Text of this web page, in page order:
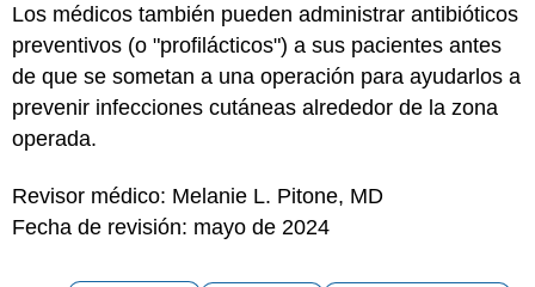
Los médicos también pueden administrar antibióticos
preventivos (o "profilácticos") a sus pacientes antes
de que se sometan a una operación para ayudarlos a
prevenir infecciones cutáneas alrededor de la zona
operada.
Revisor médico: Melanie L. Pitone, MD
Fecha de revisión: mayo de 2024